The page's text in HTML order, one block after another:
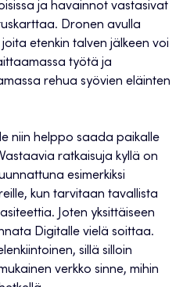
ja havainnot vastasivat
Dronen avulla
etenkin talven jälkeen voi
työtä ja
rehua syövien eläinten
niin helppo saada paikalle
ratkaisuja kyllä on
esimerkiksi
kun tarvitaan tavallista
Joten yksittäiseen
Digitalle vielä soittaa.
sillä silloin
verkko sinne, mihin